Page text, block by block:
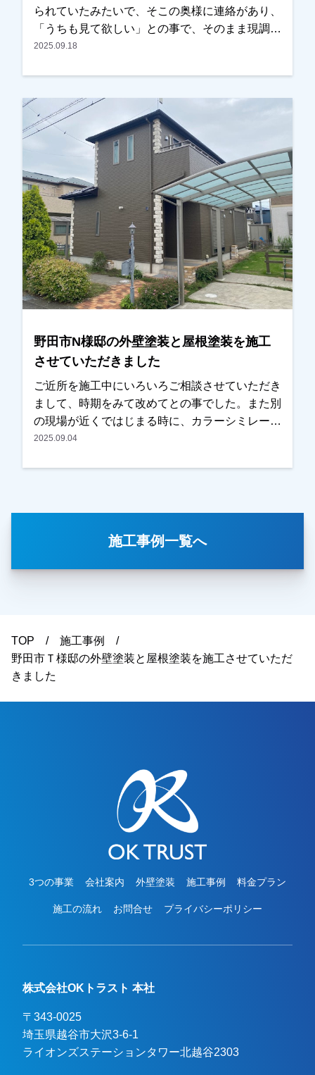
られていたみたいで、そこの奥様に連絡があり、
「うちも見て欲しい」との事で、そのまま現調を
させていただきました。以前の違う業者で見積も
同士がお友達みたいで、「〇〇さんが考えている
なら一緒に」との話になり、ご検討いただくこと
になりました。お見積りの他に、カラーシミレー
ションも提案し、その中の一つが気にいったとの
事でした。金額も前回業者と比べても、内容・金
額ともに考えていた通りとの事で、任せていただ
きました。施工後、仕上がった外壁と周りとのバ
ランスよく、感動したとまで言っていただき、喜
んでいただけました。本当にありがとうございま
した。越谷市、春日部市、野田市、吉川市、草加
市またその他地域でも外壁塗装をお考えのお客
様、まずはご相談からでも大丈夫です！現地調
査、お見積りはもちろん無料にて行っておりま
ンも取り扱っておりますので、ご遠慮なくお申し
つけください！お待ちしております！
2025.09.18
野田市N様邸の外壁塗装と屋根塗装を施工
させていただきました
ご近所を施工中にいろいろご相談させていただき
まして、時期をみて改めてとの事でした。また別
の現場が近くではじまる時に、カラーシミレーシ
ョンをお持ちしご提案させていただきました。時
した。イメージされている通りに仕上がっている
相談からでも大丈夫です！現地調査、お見積りは
もちろん無料にて行っております。またお支払い
方法につきましても、無金利ローンを取り扱って
おりますので、ご遠路なくお申しつけください。
お待ちしております。
2025.09.04
施工事例一覧へ
TOP
施工事例
野田市Ｔ様邸の外壁塗装と屋根塗装を施工させていただ
きました
3つの事業 会社案内 外壁塗装 施工事例 料金プラン
施工の流れ お問合せ プライバシーポリシー
株式会社OKトラスト 本社
〒343-0025
埼玉県越谷市大沢3-6-1
ライオンズステーションタワー北越谷2303